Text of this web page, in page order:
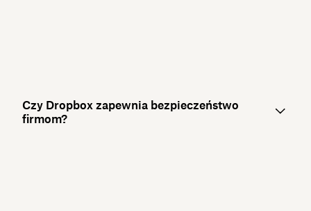
Czy Dropbox zapewnia bezpieczeństwo
firmom?